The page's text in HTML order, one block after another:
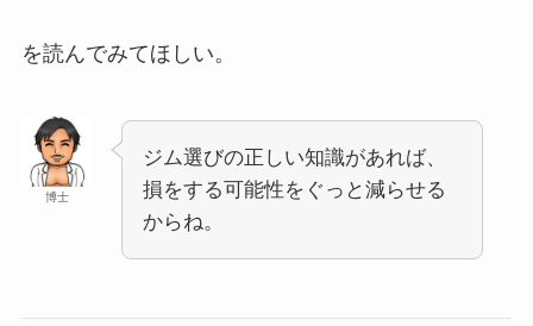
を読んでみてほしい。
博士
ジム選びの正しい知識があれば、
損をする可能性をぐっと減らせる
からね。